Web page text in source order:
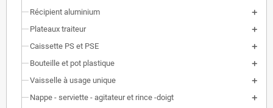
Récipient aluminium
Plateaux traiteur
Caissette PS et PSE
Bouteille et pot plastique
Vaisselle à usage unique
Nappe - serviette - agitateur et rince -doigt